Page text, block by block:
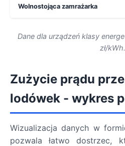
Wolnostojąca zamrażarka
Dane dla urządzeń klasy
zł/kWh.
Zużycie prądu
lodówek - wykres
Wizualizacja danych w
pozwala łatwo dostrzec,